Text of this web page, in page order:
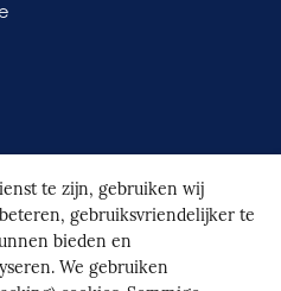
door Spontaan
te zijn, gebruiken wij
gebruiksvriendelijker te
bieden en
We gebruiken